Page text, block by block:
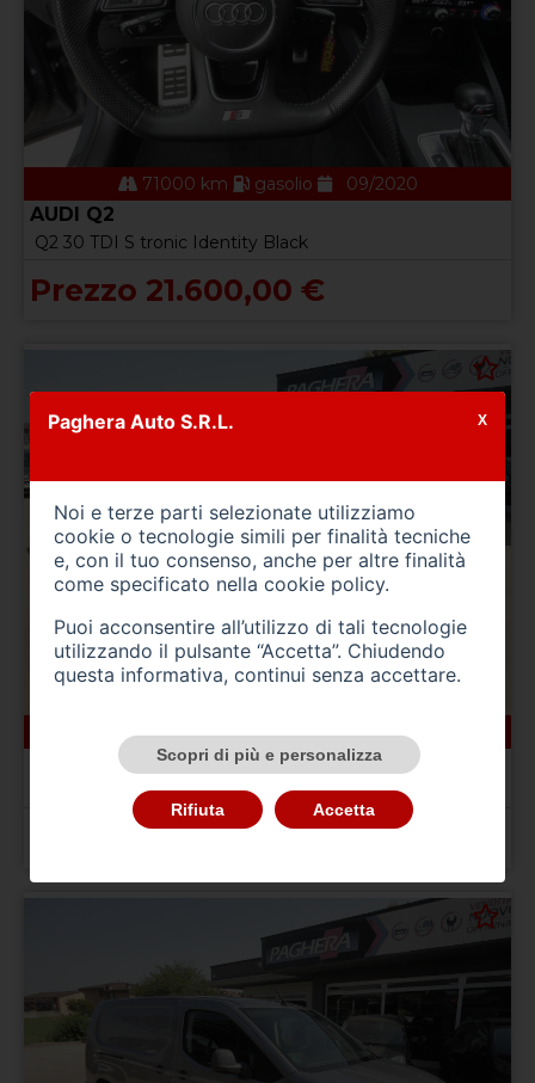
71000 km gasolio 09/2020
AUDI Q2
Q2 30 TDI S tronic Identity Black
Prezzo 21.600,00 €
166000 km ibrida_gasolio 10/2022
BMW Serie 5(G30/31/F90)
520d 48V Touring Msport
Prezzo 24.900,00 €
Paghera Auto S.R.L.
Noi e terze parti selezionate utilizziamo
cookie o tecnologie simili per finalità tecniche
e, con il tuo consenso, anche per altre finalità
come specificato nella cookie policy.
Puoi acconsentire all’utilizzo di tali tecnologie
utilizzando il pulsante “Accetta”. Chiudendo
questa informativa, continui senza accettare.
Scopri di più e personalizza
Rifiuta Accetta
X